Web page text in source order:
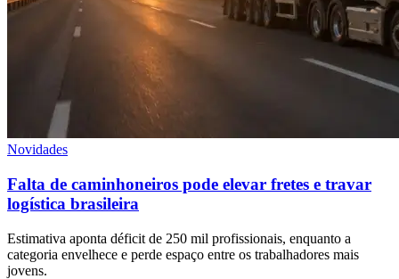
Novidades
Falta de caminhoneiros pode elevar fretes e travar
logística brasileira
Estimativa aponta déficit de 250 mil profissionais, enquanto a
categoria envelhece e perde espaço entre os trabalhadores mais
jovens.